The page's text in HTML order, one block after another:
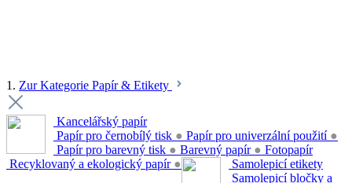
1. Zur Kategorie Papír & Etikety
Kancelářský papír
Papír pro černobílý tisk ● Papír pro univerzální použití ●
Papír pro barevný tisk ● Barevný papír ●
Recyklovaný a ekologický papír ●
Fotopapír
Samolepicí etikety
Samolepicí bločky a